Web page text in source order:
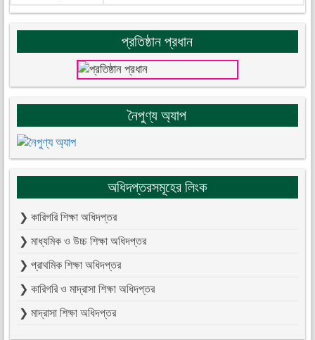
প্রতিষ্ঠান প্রধান
নৈপুণ্য অ্যাপ
অধিদপ্তরসমূহের লিংক
❯ কারিগরি শিক্ষা অধিদপ্তর
❯ মাধ্যমিক ও উচ্চ শিক্ষা অধিদপ্তর
❯ প্রাথমিক শিক্ষা অধিদপ্তর
❯ কারিগরি ও মাদ্রাসা শিক্ষা অধিদপ্তর
❯ মাদ্রাসা শিক্ষা অধিদপ্তর